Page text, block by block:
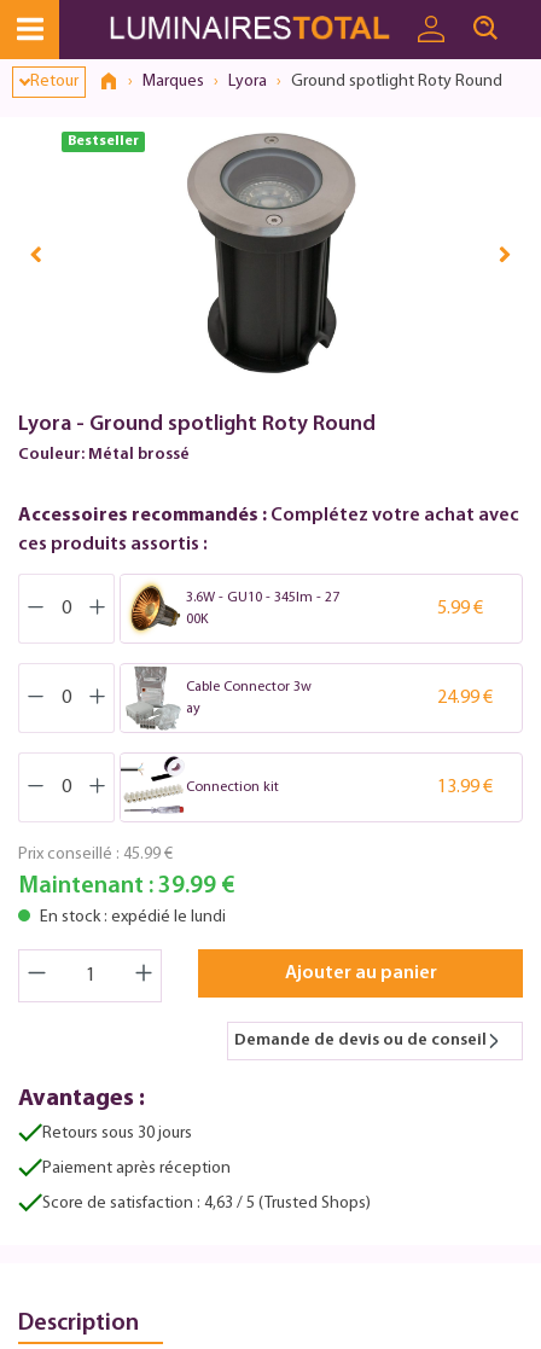
Retour Marques Lyora Ground spotlight Roty Round
Bestseller
Lyora - Ground spotlight Roty Round
Couleur: Métal brossé
Accessoires recommandés : Complétez votre achat avec
ces produits assortis :
3.6W - GU10 - 345lm - 27
00K
5.99 €
Cable Connector 3w
ay
24.99 €
Connection kit 13.99 €
Prix conseillé : 45.99 €
Maintenant : 39.99 €
En stock : expédié le lundi
Ajouter au panier
Demande de devis ou de conseil
Avantages :
Retours sous 30 jours
Paiement après réception
Score de satisfaction : 4,63 / 5 (Trusted Shops)
Description